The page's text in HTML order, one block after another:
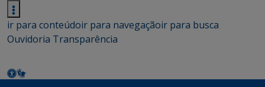
ir para conteúdoir para navegaçãoir para busca
Ouvidoria Transparência